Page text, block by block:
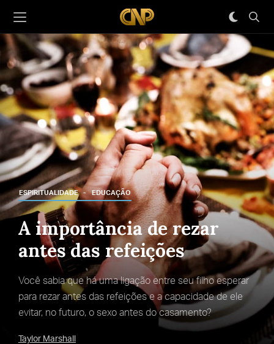
ESPIRITUALIDADE EDUCAÇÃO
A importância de rezar
antes das refeições
Você sabia que há uma ligação entre seu filho esperar
para rezar antes das refeições e a capacidade de ele
evitar, no futuro, o sexo antes do casamento?
Taylor Marshall